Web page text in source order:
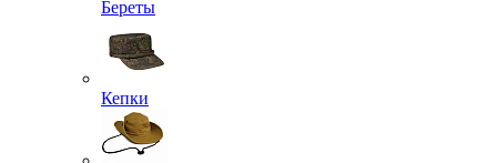
Аксессуары для комфортного ношения обуви
Берцы